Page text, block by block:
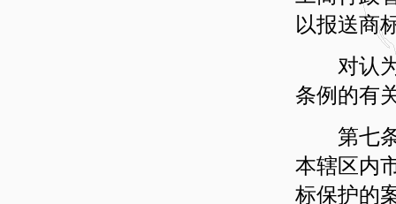
以报送商
对认为
条例的有
第七条
本辖区内
标保护的